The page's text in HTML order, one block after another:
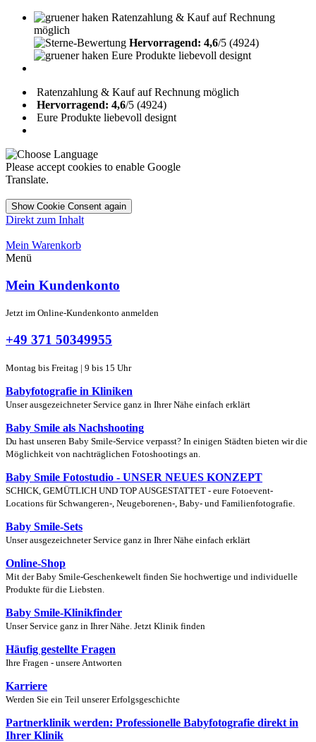
Ratenzahlung & Kauf auf Rechnung
möglich
Hervorragend: 4,6/5 (4924)
Eure Produkte liebevoll designt
Ratenzahlung & Kauf auf Rechnung möglich
Hervorragend: 4,6/5 (4924)
Eure Produkte liebevoll designt
Please accept cookies to enable Google
Translate.
Show Cookie Consent again
Direkt zum Inhalt
Mein Warenkorb
Menü
Mein Kundenkonto
Jetzt im Online-Kundenkonto anmelden
+49 371 50349955
Montag bis Freitag | 9 bis 15 Uhr
Babyfotografie in Kliniken
Unser ausgezeichneter Service ganz in Ihrer Nähe einfach erklärt
Baby Smile als Nachshooting
Du hast unseren Baby Smile-Service verpasst? In einigen Städten bieten wir die
Möglichkeit von nachträglichen Fotoshootings an.
Baby Smile Fotostudio - UNSER NEUES KONZEPT
SCHICK, GEMÜTLICH UND TOP AUSGESTATTET - eure Fotoevent-
Locations für Schwangeren-, Neugeborenen-, Baby- und Familienfotografie.
Baby Smile-Sets
Unser ausgezeichneter Service ganz in Ihrer Nähe einfach erklärt
Online-Shop
Mit der Baby Smile-Geschenkewelt finden Sie hochwertige und individuelle
Produkte für die Liebsten.
Baby Smile-Klinikfinder
Unser Service ganz in Ihrer Nähe. Jetzt Klinik finden
Häufig gestellte Fragen
Ihre Fragen - unsere Antworten
Karriere
Werden Sie ein Teil unserer Erfolgsgeschichte
Partnerklinik werden: Professionelle Babyfotografie direkt in
Ihrer Klinik